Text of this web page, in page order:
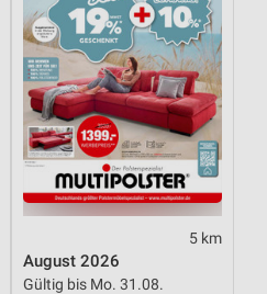
5 km
August 2026
Gültig bis Mo. 31.08.